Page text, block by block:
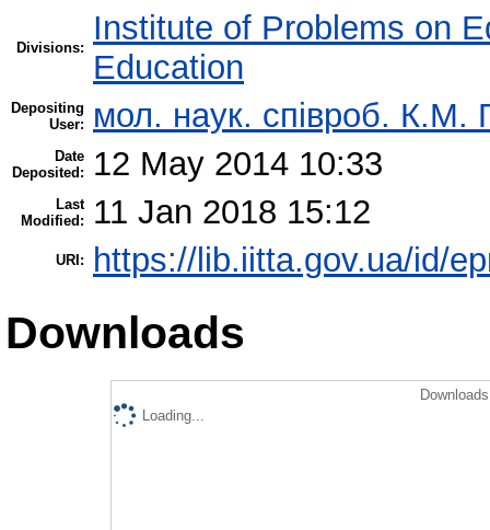
Divisions:
Institute of Problems on
Education
Depositing
User:
мол. наук. співроб. К.М.
Date
Deposited:
12 May 2014 10:33
Last
Modified:
11 Jan 2018 15:12
URI: https://lib.iitta.gov.ua/id/
Downloads
Loading...